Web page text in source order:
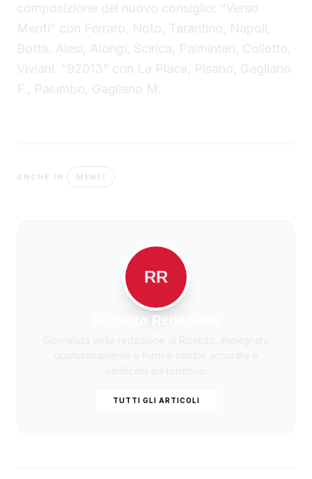
composizione del nuovo consiglio: “Verso
Menfi” con Ferraro, Noto, Tarantino, Napoli,
Botta, Alesi, Alongi, Scirica, Palminteri, Colletto,
Viviani. “92013” con La Placa, Pisano, Gagliano
F., Palumbo, Gagliano M.
ANCHE IN MENFI
RR
Risoluto Redazione
TUTTI GLI ARTICOLI